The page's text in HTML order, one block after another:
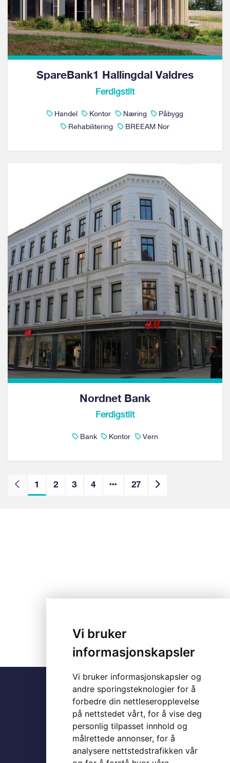
Vi bruker
informasjonskapsler
Vi bruker informasjonskapsler og
andre sporingsteknologier for å
forbedre din nettleseropplevelse
på nettstedet vårt, for å vise deg
personlig tilpasset innhold og
målrettede annonser, for å
analysere nettstedstrafikken vår
SpareBank1 Hallingdal Valdres
Ferdigstilt
Handel Kontor Næring
Påbygg
Rehabilitering
BREEAM Nor
Nordnet Bank
Ferdigstilt
Bank Kontor Vern
1 2 3 4 27
Leif Tronstads plass 6
1337 Sandvika
post@fokusraad.no